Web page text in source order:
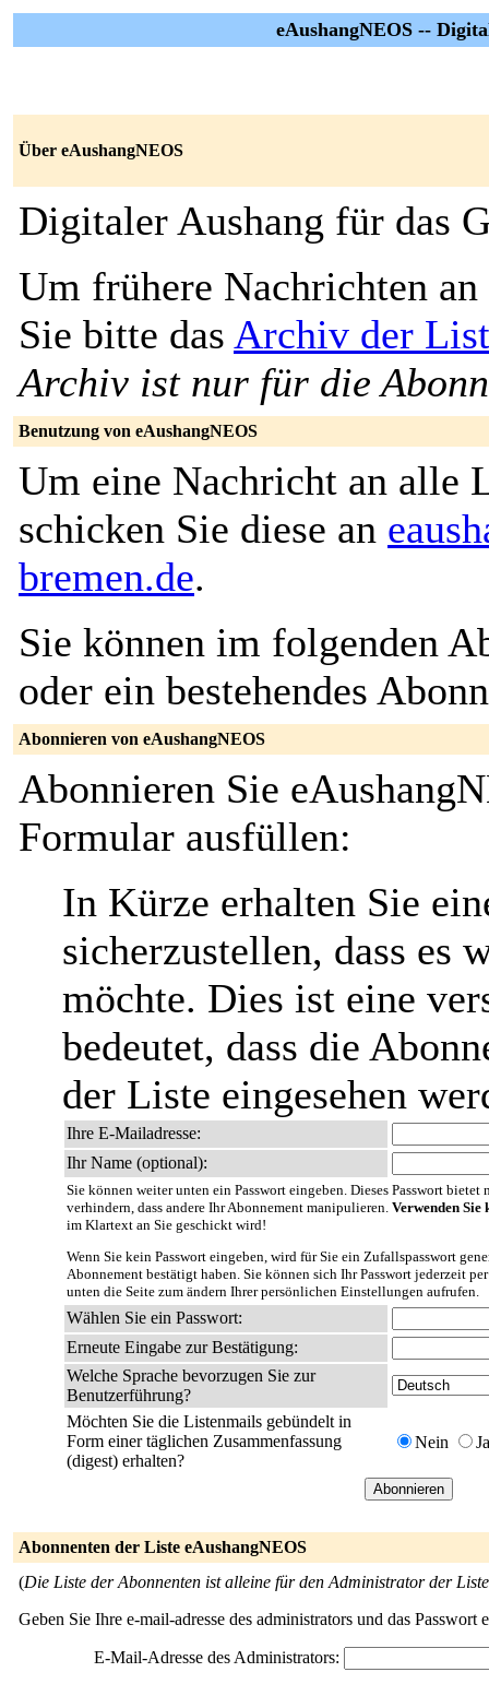
eAushangNEOS --
Über eAushangNEOS
Digitaler Aushang für das
Um frühere Nachrichten an
Sie bitte das Archiv der
Archiv ist nur für die
Benutzung von eAushangNEOS
Um eine Nachricht an alle
schicken Sie diese an
bremen.de.
Sie können im folgenden
oder ein bestehendes
Abonnieren von eAushangNEOS
Abonnieren Sie
Formular ausfüllen:
In Kürze erhalten Sie
sicherzustellen, dass es
möchte. Dies ist eine
bedeutet, dass die
der Liste eingesehen
Ihre E-Mailadresse:
Ihr Name (optional):
Sie können weiter unten ein Passwort eingeben. Dieses Passwort
verhindern, dass andere Ihr Abonnement manipulieren. Verwenden Sie
im Klartext an Sie geschickt wird!
Wenn Sie kein Passwort eingeben, wird für Sie ein Zufallspasswort
Abonnement bestätigt haben. Sie können sich Ihr Passwort jederzeit
unten die Seite zum ändern Ihrer persönlichen Einstellungen aufrufen.
Wählen Sie ein Passwort:
Erneute Eingabe zur Bestätigung:
Welche Sprache bevorzugen Sie zur
Benutzerführung?
Möchten Sie die Listenmails gebündelt in
Form einer täglichen Zusammenfassung
(digest) erhalten?
Nein Ja
Abonnenten der Liste eAushangNEOS
(Die Liste der Abonnenten ist alleine für den Administrator der
Geben Sie Ihre e-mail-adresse des administrators und das
E-Mail-Adresse des Administrators: